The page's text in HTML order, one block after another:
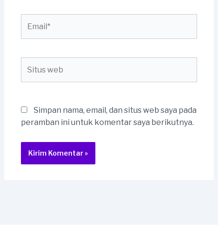
web
Simpan nama, email, dan situs web saya pada
peramban ini untuk komentar saya berikutnya.